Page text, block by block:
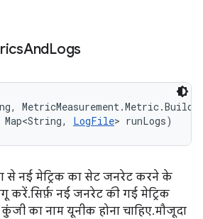
AndLogs
Map<String,
LogFile> runLogs)
से नई मेट्रिक का सेट जनरेट करने के
करें. सिर्फ़ नई जनरेट की गई मेट्रिक
कुंजी का नाम यूनीक होना चाहिए. मौजूदा